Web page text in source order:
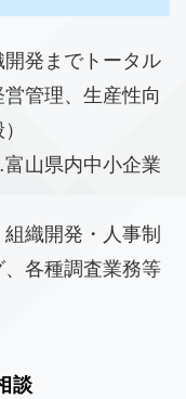
発までトータル
管理、生産性向
山県内中小企業
織開発・人事制
各種調査業務等
談